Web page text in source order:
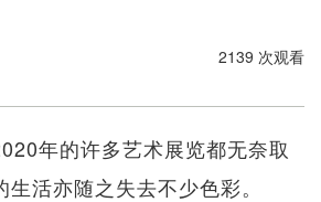
2139 次观看
年的许多艺术展览都无奈取
活亦随之失去不少色彩。